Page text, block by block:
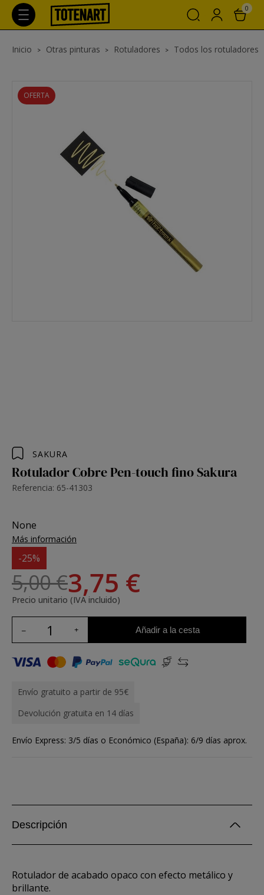
0
Inicio Otras pinturas Rotuladores Todos los rotuladores
OFERTA
SAKURA
Rotulador Cobre Pen-touch fino Sakura
Referencia: 65-41303
None
Más información
-25%
5,00 €3,75 €
Precio unitario (IVA incluido)
Añadir a la cesta
Envío gratuito a partir de 95€
Devolución gratuita en 14 días
Envío Express: 3/5 días o Económico (España): 6/9 días aprox.
Descripción
Rotulador de acabado opaco con efecto metálico y
brillante.